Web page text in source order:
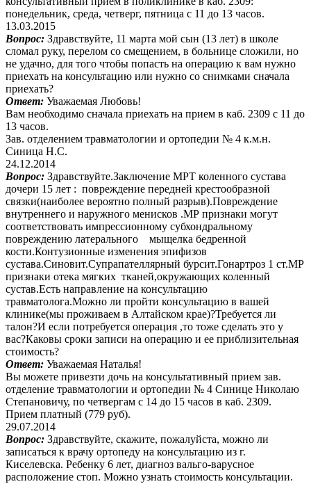
понедельник, среда, четверг, пятница с 11 до 13 часов.
13.03.2015
Вопрос: Здравствуйте, 11 марта мой сын (13 лет) в школе
сломал руку, перелом со смещением, в больнице сложили, но
не удачно, для того чтобы попасть на операцию к вам нужно
приехать на консультацию или нужно со снимками сначала
приехать?
Ответ: Уважаемая Любовь!
Вам необходимо сначала приехать на прием в каб. 2309 с 11 до
13 часов.
Зав. отделением травматологии и ортопедии № 4 к.м.н.
Синица Н.С.
24.12.2014
Вопрос: Здравствуйте.Заключение МРТ коленного сустава
дочери 15 лет : повреждение передней крестообразной
связки(наиболее вероятно полный разрыв).Повреждение
внутреннего и наружного менисков .МР признаки могут
соответствовать импрессионному субхондральному
повреждению латерального мыщелка бедренной
кости.Контузионные изменения эпифизов
сустава.Синовит.Супрапателлярный бурсит.Гонартроз 1 ст.МР
признаки отека мягких тканей,окружающих коленный
сустав.Есть направление на консультацию
травматолога.Можно ли пройти консультацию в вашей
клинике(мы проживаем в Алтайском крае)?Требуется ли
талон?И если потребуется операция ,то тоже сделать это у
вас?Каковы сроки записи на операцию и ее приблизительная
стоимость?
Ответ: Уважаемая Наталья!
Вы можете привезти дочь на консультативный прием зав.
отделение травматологии и ортопедии № 4 Синице Николаю
Степановичу, по четвергам с 14 до 15 часов в каб. 2309.
Прием платный (779 руб).
29.07.2014
Вопрос: Здравствуйте, скажите, пожалуйста, можно ли
записаться к врачу ортопеду на консультацию из г.
Киселевска. Ребенку 6 лет, диагноз вальго-варусное
расположение стоп. Можно узнать стоимость консультации.